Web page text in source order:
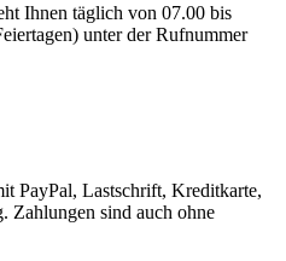
Ihnen täglich von 07.00 bis
unter der Rufnummer
PayPal, Lastschrift, Kreditkarte,
Zahlungen sind auch ohne